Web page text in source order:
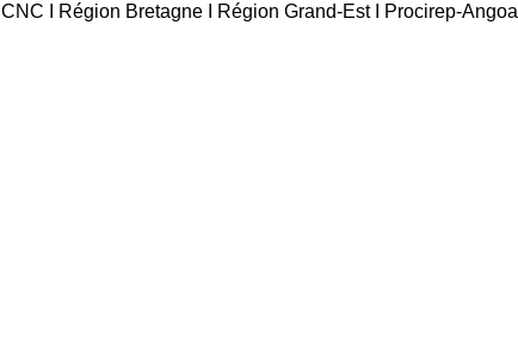
CNC I Région Bretagne I Région Grand-Est I Procirep-Angoa